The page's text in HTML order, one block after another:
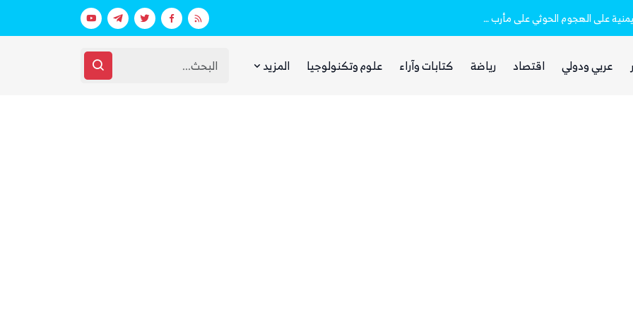
بيان فاتر يثير الجدل.. انتقادات لرد وزارة الدفاع اليمنية على الهجوم الحوثي على مأرب وحضرموت استشهاد 45 جندياً في قصف حوثي استهدف معسكرين لقوات الطوارئ في مأرب وحضرموت
عربي ودولي اقتصاد رياضة كتابات وآراء علوم وتكنولوجيا المزيد